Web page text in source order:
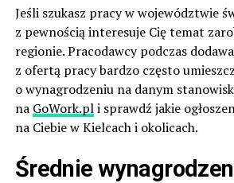
Jeśli szukasz pracy w województwie
z pewnością interesuje Cię temat
regionie. Pracodawcy podczas
z ofertą pracy bardzo często
o wynagrodzeniu na danym
na GoWork.pli sprawdź jakie
na Ciebie w Kielcach i okolicach.
Średnie